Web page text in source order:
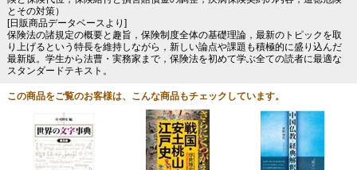
とその対策）
[日販商品データベースより]
保険法の諸規定の概要と趣旨，保険制度全体の基礎理論，最新のトピックを取
り上げるという特長を維持しながら，新しい論点や課題も積極的に盛り込んだ
最新版。学生から法曹・実務家まで，保険法を初めて学ぶ全ての読者に最適な
スタンダードテキスト。
この商品をご覧のお客様は、こんな商品もチェックしています。